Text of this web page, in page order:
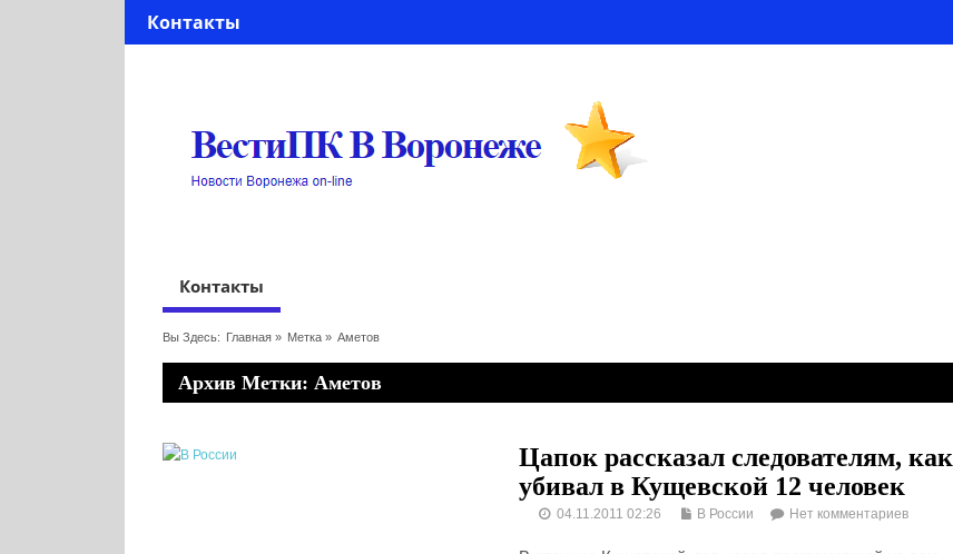
Контакты
Контакты
Вы Здесь: Главная» Метка » Аметов
Архив Метки: Аметов
Цапок рассказал следователям, как
убивал в Кущевской 12 человек
04.11.2011 02:26 В России Нет комментариев